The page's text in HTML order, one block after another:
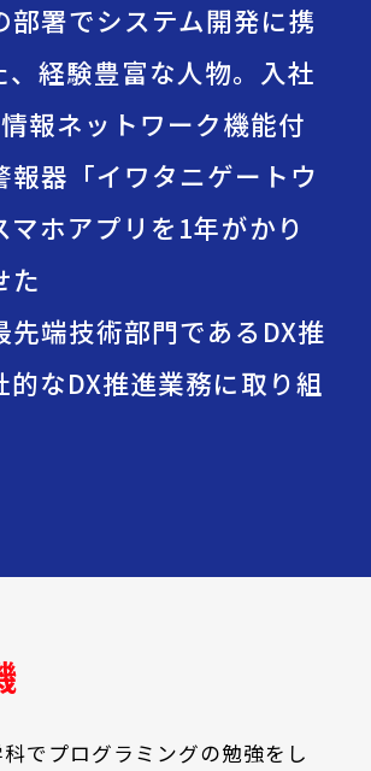
保護方針 特定個人情報保護方針
部署でシステム開発に携
、経験豊富な人物。入社
報ネットワーク機能付
報器「イワタニゲートウ
マホアプリを1年がかり
た
先端技術部門であるDX推
的なDX推進業務に取り組
でプログラミングの勉強をし